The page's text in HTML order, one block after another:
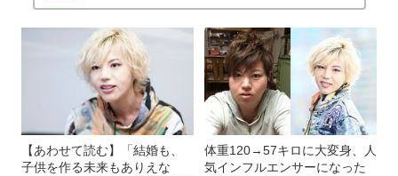
【あわせて読む】「結婚も、
子供を作る未来もありえな
体重120→57キロに大変身、人
気インフルエンサーになった